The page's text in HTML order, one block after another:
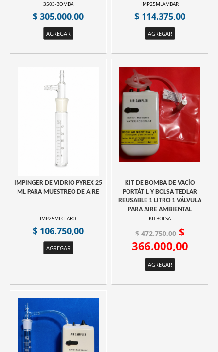
3503-BOMBA
$ 305.000,00
AGREGAR
IMP25MLAMBAR
$ 114.375,00
AGREGAR
IMPINGER DE VIDRIO PYREX 25
ML PARA MUESTREO DE AIRE
IMP25MLCLARO
$ 106.750,00
AGREGAR
KIT DE BOMBA DE VACÍO
PORTÁTIL Y BOLSA TEDLAR
REUSABLE 1 LITRO 1 VÁLVULA
PARA AIRE AMBIENTAL
KITBOLSA
$ 472.750,00 $
366.000,00
AGREGAR